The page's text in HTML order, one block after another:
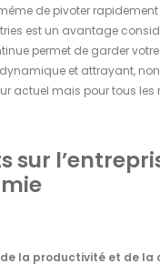
de pivoter
est un avantage
permet de garder
et attrayant,
actuel mais pour tous les
sur
la productivité et de la